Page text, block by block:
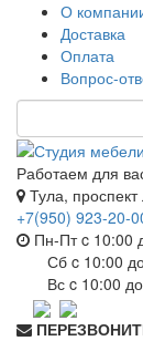
О
Доставка
Оплата
Вопрос-
Работаем для
Тула,
+7(950) 923-20-
Пн-Пт c 10:00
Сб c 10:00 до
Вс c 10:00 до